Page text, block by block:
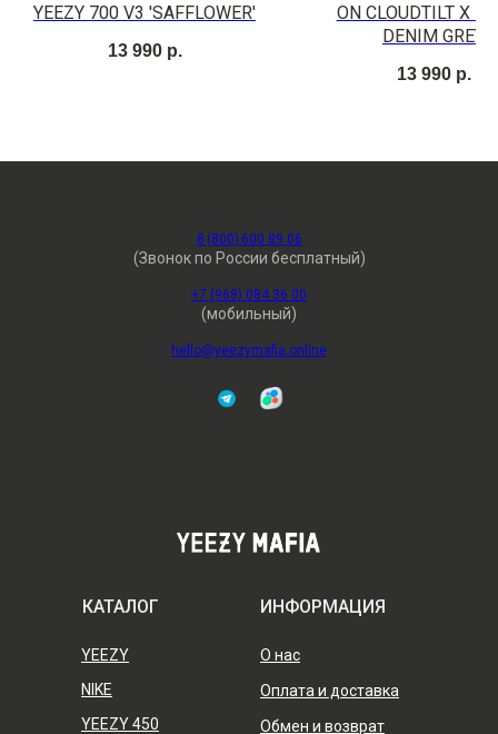
YEEZY 700 V3 'SAFFLOWER'
13 990 р.
ON CLOUDTILT X
DENIM GREY
13 990 р.
8 (800) 600 89 06
(Звонок по России бесплатный)
+7 (968) 084 36 00
(мобильный)
hello@yeezymafia.online
КАТАЛОГ ИНФОРМАЦИЯ
YEEZY
О нас
Оплата и доставка
Обмен и возврат
NIKE
YEEZY 450